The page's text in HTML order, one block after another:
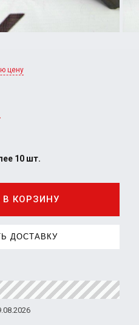
цену
10 шт.
В КОРЗИНУ
ДОСТАВКУ